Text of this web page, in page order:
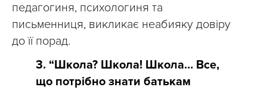
педагогиня, психологиня та
письменниця, викликає неабияку довіру
до її порад.
3. “Школа? Школа! Школа… Все,
що потрібно знати батькам